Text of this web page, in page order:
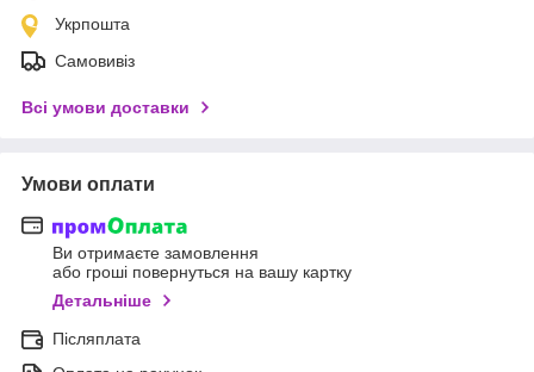
Укрпошта
Самовивіз
Всі умови доставки
Умови оплати
Ви отримаєте замовлення
або гроші повернуться на вашу картку
Детальніше
Післяплата